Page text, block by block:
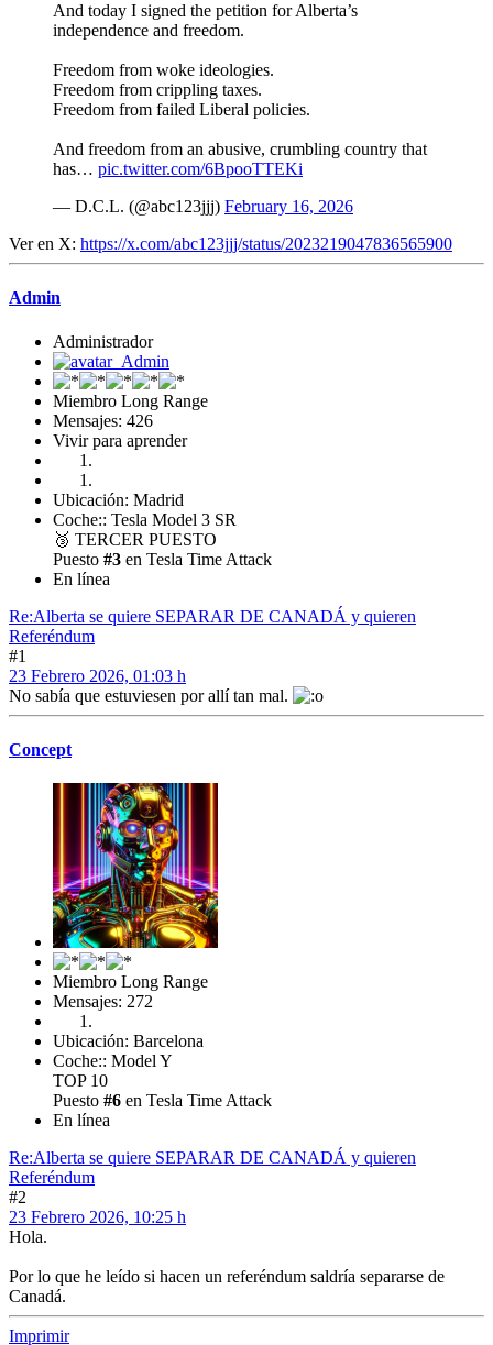
And today I signed the petition for Alberta’s
independence and freedom.
Freedom from woke ideologies.
Freedom from crippling taxes.
Freedom from failed Liberal policies.
And freedom from an abusive, crumbling country that
has… pic.twitter.com/6BpooTTEKi
— D.C.L. (@abc123jjj) February 16, 2026
Ver en X: https://x.com/abc123jjj/status/2023219047836565900
Admin
Administrador
Miembro Long Range
Mensajes: 426
Vivir para aprender
Ubicación: Madrid
Coche:: Tesla Model 3 SR
🥉 TERCER PUESTO
Puesto #3 en Tesla Time Attack
En línea
Re:Alberta se quiere SEPARAR DE CANADÁ y quieren
Referéndum
#1
23 Febrero 2026, 01:03 h
No sabía que estuviesen por allí tan mal.
Concept
Miembro Long Range
Mensajes: 272
Ubicación: Barcelona
Coche:: Model Y
TOP 10
Puesto #6 en Tesla Time Attack
En línea
Re:Alberta se quiere SEPARAR DE CANADÁ y quieren
Referéndum
#2
23 Febrero 2026, 10:25 h
Hola.
Por lo que he leído si hacen un referéndum saldría separarse de
Canadá.
Imprimir